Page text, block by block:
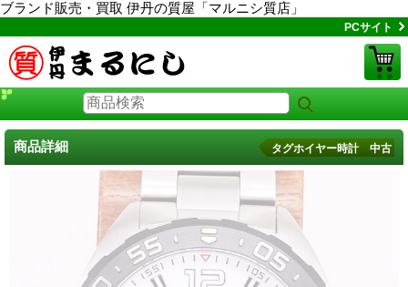
ブランド販売・買取 伊丹の質屋「マルニシ質店」
PCサイト
商品詳細 タグホイヤー時計 中古